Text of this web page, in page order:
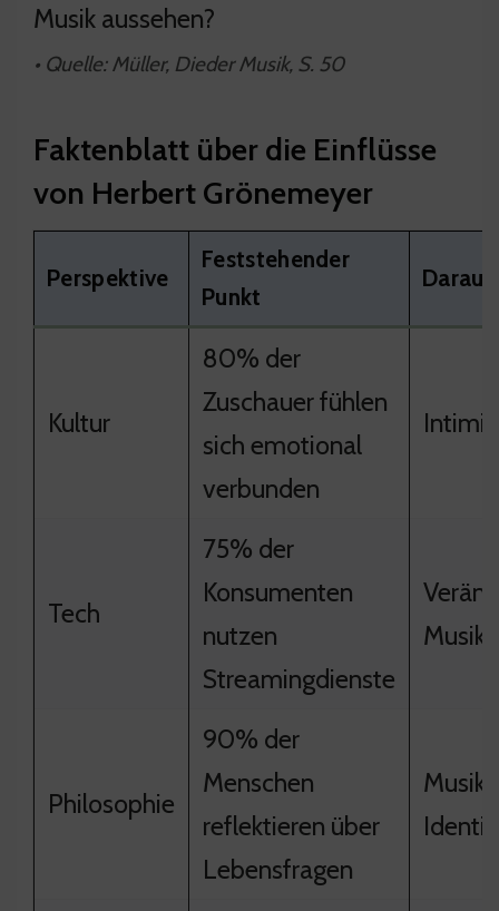
Musik aussehen?
• Quelle: Müller, Dieder Musik, S. 50
Faktenblatt über die Einflüsse
von Herbert Grönemeyer
Perspektive
Feststehender
Punkt
Kultur
80% der
Zuschauer fühlen
sich emotional
verbunden
Tech
75% der
Konsumenten
nutzen
Streamingdienste
Philosophie
90% der
Menschen
reflektieren über
Lebensfragen
Musik